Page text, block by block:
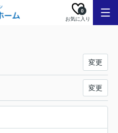
お気に入り
0
変更
変更